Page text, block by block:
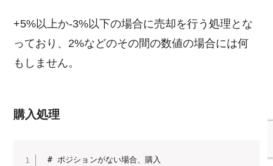
+5%以上か-3%以下の場合に売却を行う処理とな
っており、2%などのその間の数値の場合には何
もしません。
購入処理
# ポジションがない場合、購入